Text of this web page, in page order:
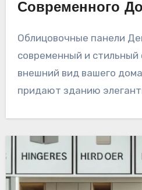
Современного
Облицовочные панели Деке — это
современный и стильный
внешний вид вашего
придают зданию